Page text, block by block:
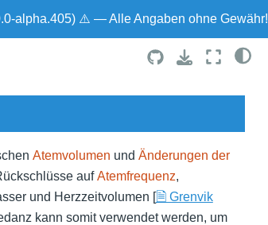
alpha.405) ⚠ — Alle Angaben ohne Gewähr!
Atemvolumen und Änderungen der
aufAtemfrequenz,
und Herzzeitvolumen [🗎 Grenvik
kann somit verwendet werden, um